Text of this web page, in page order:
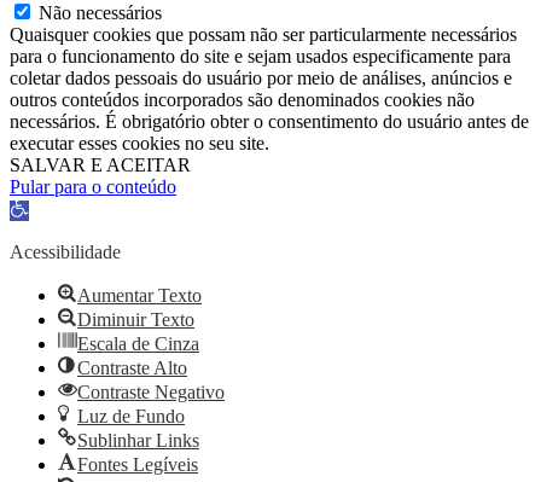
Não necessários
Quaisquer cookies que possam não ser particularmente necessários
para o funcionamento do site e sejam usados ​​especificamente para
coletar dados pessoais do usuário por meio de análises, anúncios e
outros conteúdos incorporados são denominados cookies não
necessários. É obrigatório obter o consentimento do usuário antes de
executar esses cookies no seu site.
SALVAR E ACEITAR
Pular para o conteúdo
Barra
Ferramentas
Acessibilidade
Aumentar Texto
Diminuir Texto
Escala de Cinza
Contraste Alto
Contraste Negativo
Luz de Fundo
Sublinhar Links
Fontes Legíveis